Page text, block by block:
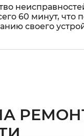
60 минут, что
своего
РЕМОНТ